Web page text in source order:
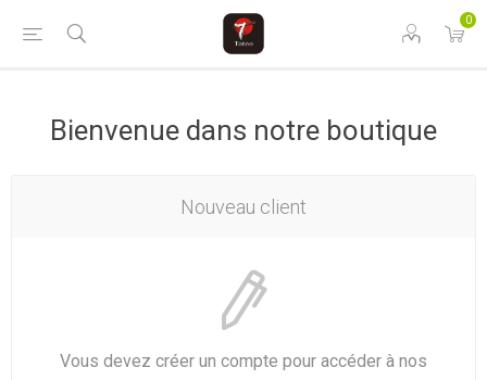
0
Bienvenue dans notre boutique
Nouveau client
Vous devez créer un compte pour accéder à nos